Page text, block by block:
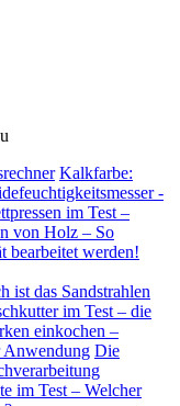
Kalkfarbe:
-
im Test –
von Holz – So
bearbeitet werden!
ist das Sandstrahlen
im Test – die
einkochen –
Anwendung Die
im Test – Welcher